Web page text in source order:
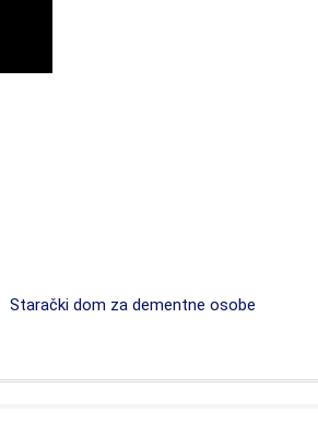
Starački dom za dementne osobe